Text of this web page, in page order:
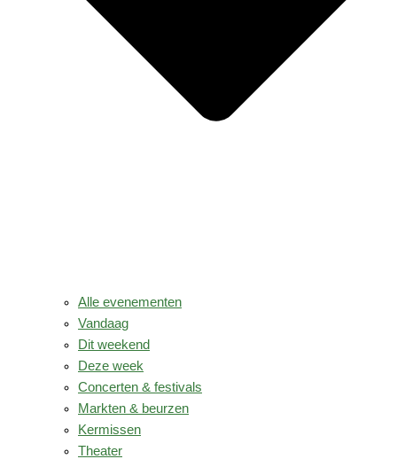
Alle evenementen
Vandaag
Dit weekend
Deze week
Concerten & festivals
Markten & beurzen
Kermissen
Theater